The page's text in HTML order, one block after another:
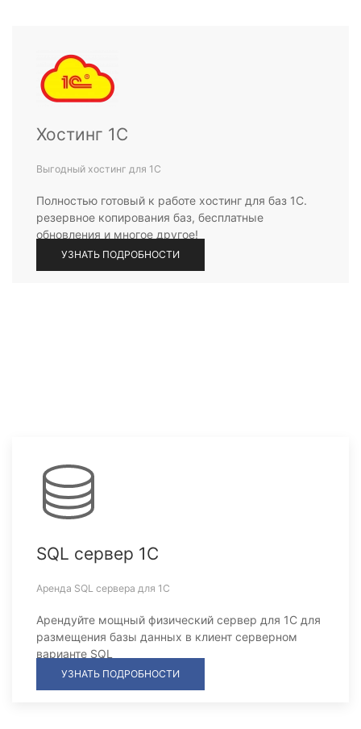
Хостинг 1С
Выгодный хостинг для 1С
Полностью готовый к работе хостинг для баз 1С.
резервное копирования баз, бесплатные
обновления и многое другое!
УЗНАТЬ ПОДРОБНОСТИ
SQL сервер 1С
Аренда SQL сервера для 1С
Арендуйте мощный физический сервер для 1С для
размещения базы данных в клиент серверном
варианте SQL
УЗНАТЬ ПОДРОБНОСТИ